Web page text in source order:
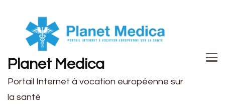
Planet Medica
Portail Internet à vocation européenne sur
la santé